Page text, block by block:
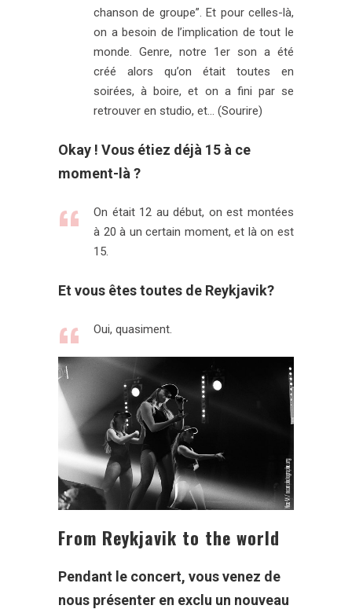
chanson de groupe”. Et pour celles-là,
on a besoin de l’implication de tout le
monde. Genre, notre 1er son a été
créé alors qu’on était toutes en
soirées, à boire, et on a fini par se
retrouver en studio, et… (Sourire)
Okay ! Vous étiez déjà 15 à ce
moment-là ?
On était 12 au début, on est montées
à 20 à un certain moment, et là on est
15.
Et vous êtes toutes de Reykjavik?
Oui, quasiment.
From Reykjavik to the world
Pendant le concert, vous venez de
nous présenter en exclu un nouveau